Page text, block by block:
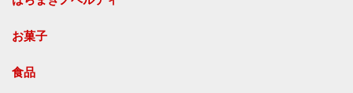
お菓子
食品